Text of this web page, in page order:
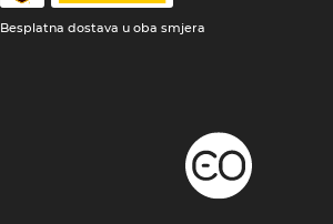
Besplatna dostava u oba smjera